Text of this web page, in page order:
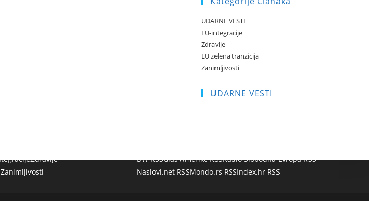
UDARNE VESTI
EU-integracije
Zdravlje
EU zelena tranzicija
Zanimljivosti
UDARNE VESTI
Zdravlje
Zanimljivosti
DW RSSGlas Amerike RSSRadio Slobodna Evropa RSS
Naslovi.net RSSMondo.rs RSSIndex.hr RSS